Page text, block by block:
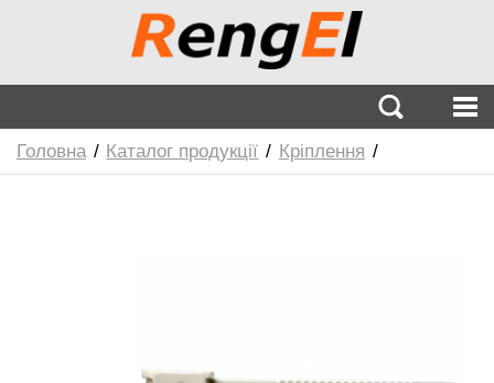
Головна Каталог продукції Кріплення